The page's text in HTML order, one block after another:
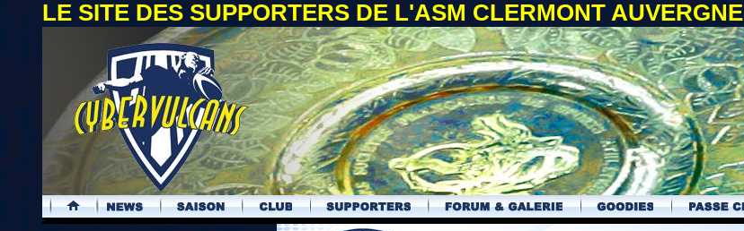
LE SITE DES SUPPORTERS DE L'ASM CLERMONT AUVERGNE
.